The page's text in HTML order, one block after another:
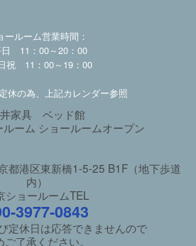
ールーム営業時間：
11：00～20：00
祝 11：00～19：00
休の為、上記カレンダー参照
家具 ベッド館
ーム ショールームオープン
都港区東新橋1-5-25 B1F（地下歩道
内）
ショールームTEL
3977-0843
定休日は応答できませんので
ご了承ください。